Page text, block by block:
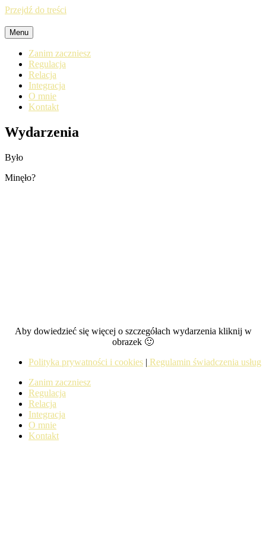
Przejdź do treści
Menu
Zanim zaczniesz
Regulacja
Relacja
Integracja
O mnie
Kontakt
Wydarzenia
Było
Minęło?
Aby dowiedzieć się więcej o szczegółach wydarzenia kliknij w
obrazek 🙂
Polityka prywatności i cookies | Regulamin świadczenia usług
Zanim zaczniesz
Regulacja
Relacja
Integracja
O mnie
Kontakt